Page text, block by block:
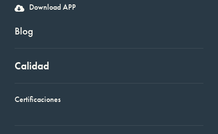
Download APP
Blog
Calidad
Certificaciones